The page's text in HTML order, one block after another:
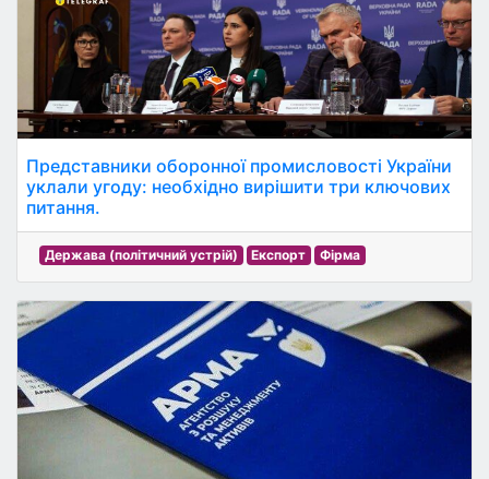
Представники оборонної промисловості України
уклали угоду: необхідно вирішити три ключових
питання.
Держава (політичний устрій) Експорт Фірма